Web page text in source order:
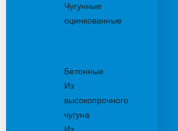
Чугунные
оцинкованные
Бетонные
Из
высокопрочного
чугуна